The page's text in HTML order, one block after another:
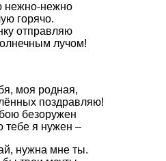
нежно
горячо.
отправляю
лучом!
моя родная,
поздравляю!
безоружен
тебе я нужен –
нужна мне ты.